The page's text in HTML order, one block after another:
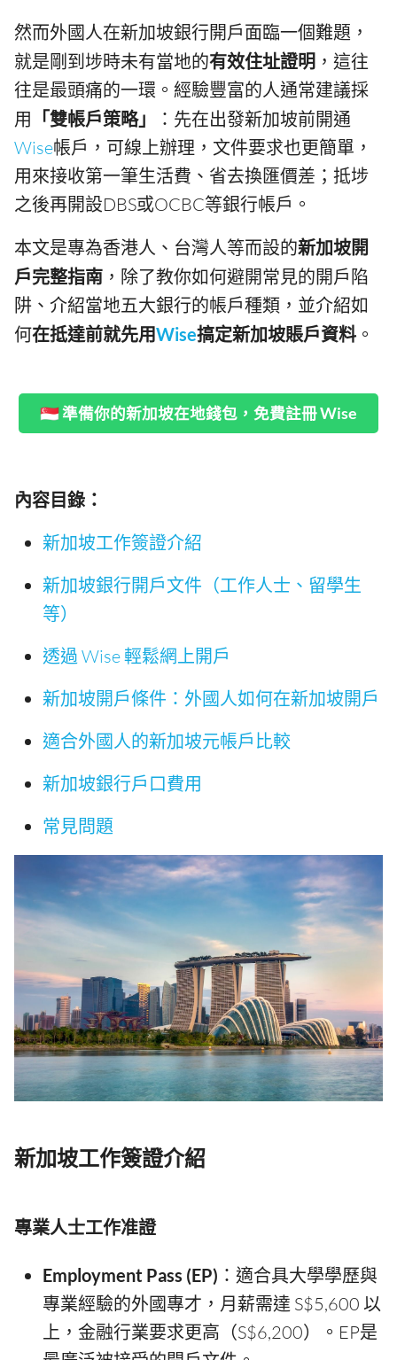
然而外國人在新加坡銀行開戶面臨一個難題，
就是剛到埗時未有當地的有效住址證明 ，這往
往是最頭痛的一環。經驗豐富的人通常建議採
用
「雙帳戶策略」
：先在出發新加坡前開通
Wise帳戶，可線上辦理，文件要求也更簡單，
用來接收第一筆生活費、省去換匯價差；抵埗
之後再開設DBS或OCBC等銀行帳戶。
本文是專為香港人、台灣人等而設的新加坡開
戶完整指南 ，除了教你如何避開常見的開戶陷
阱、介紹當地五大銀行的帳戶種類，並介紹如
何在抵達前就先用Wise搞定新加坡賬戶資料 。
🇸🇬 準備你的新加坡在地錢包，免費註冊 Wise
內容目錄：
新加坡工作簽證介紹
新加坡銀行開戶文件（工作人士、留學生
等）
透過 Wise 輕鬆網上開戶
新加坡開戶條件：外國人如何在新加坡開戶
適合外國人的新加坡元帳戶比較
新加坡銀行戶口費用
常見問題
新加坡工作簽證介紹
專業人士工作准證
Employment Pass (EP) ：適合具大學學歷與
專業經驗的外國專才，月薪需達 S$5,600 以
上，金融行業要求更高（S$6,200）。EP是